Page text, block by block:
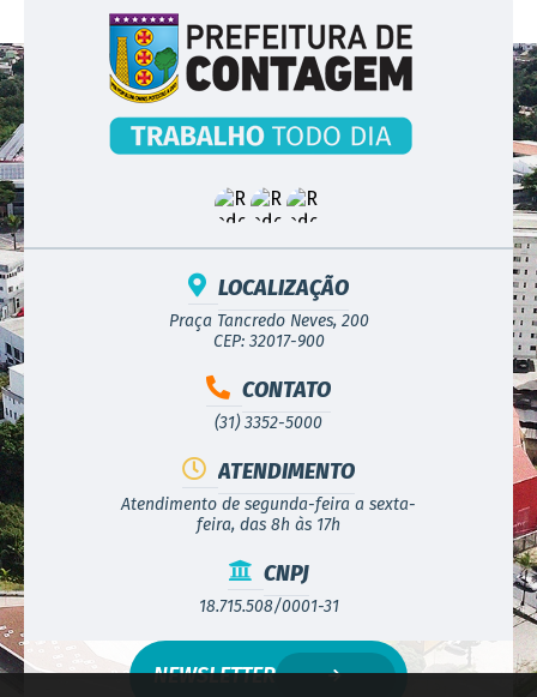
LOCALIZAÇÃO
Praça Tancredo Neves, 200
CEP: 32017-900
CONTATO
(31) 3352-5000
ATENDIMENTO
Atendimento de segunda-feira a sexta-
feira, das 8h às 17h
CNPJ
18.715.508/0001-31
NEWSLETTER